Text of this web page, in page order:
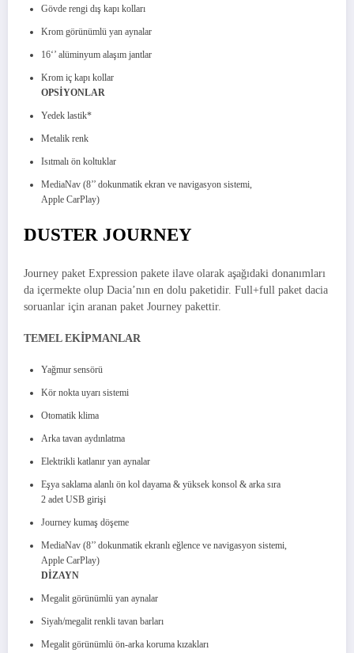
Gövde rengi dış kapı kolları
Krom görünümlü yan aynalar
16‘’ alüminyum alaşım jantlar
Krom iç kapı kollar
OPSİYONLAR
Yedek lastik*
Metalik renk
Isıtmalı ön koltuklar
MediaNav (8’’ dokunmatik ekran ve navigasyon sistemi,
Apple CarPlay)
DUSTER JOURNEY
Journey paket Expression pakete ilave olarak aşağıdaki donanımları
da içermekte olup Dacia’nın en dolu paketidir. Full+full paket dacia
soruanlar için aranan paket Journey pakettir.
TEMEL EKİPMANLAR
Yağmur sensörü
Kör nokta uyarı sistemi
Otomatik klima
Arka tavan aydınlatma
Elektrikli katlanır yan aynalar
Eşya saklama alanlı ön kol dayama & yüksek konsol & arka sıra
2 adet USB girişi
Journey kumaş döşeme
MediaNav (8’’ dokunmatik ekranlı eğlence ve navigasyon sistemi,
Apple CarPlay)
DİZAYN
Megalit görünümlü yan aynalar
Siyah/megalit renkli tavan barları
Megalit görünümlü ön-arka koruma kızakları